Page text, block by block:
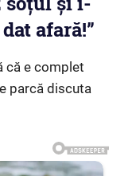
afară!”
că e complet
parcă discuta